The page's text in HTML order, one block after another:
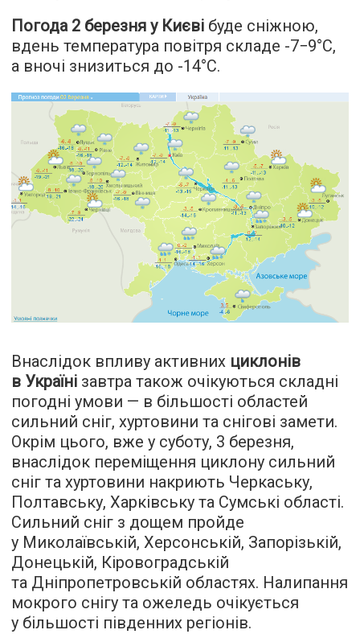
Погода 2 березня у Києві буде сніжною,
вдень температура повітря складе -7−9°С,
а вночі знизиться до -14°С.
Внаслідок впливу активних циклонів
в Україні завтра також очікуються складні
погодні умови — в більшості областей
сильний сніг, хуртовини та снігові замети.
Окрім цього, вже у суботу, 3 березня,
внаслідок переміщення циклону сильний
сніг та хуртовини накриють Черкаську,
Полтавську, Харківську та Сумські області.
Сильний сніг з дощем пройде
у Миколаївській, Херсонській, Запорізькій,
Донецькій, Кіровоградській
та Дніпропетровській областях. Налипання
мокрого снігу та ожеледь очікується
у більшості південних регіонів.